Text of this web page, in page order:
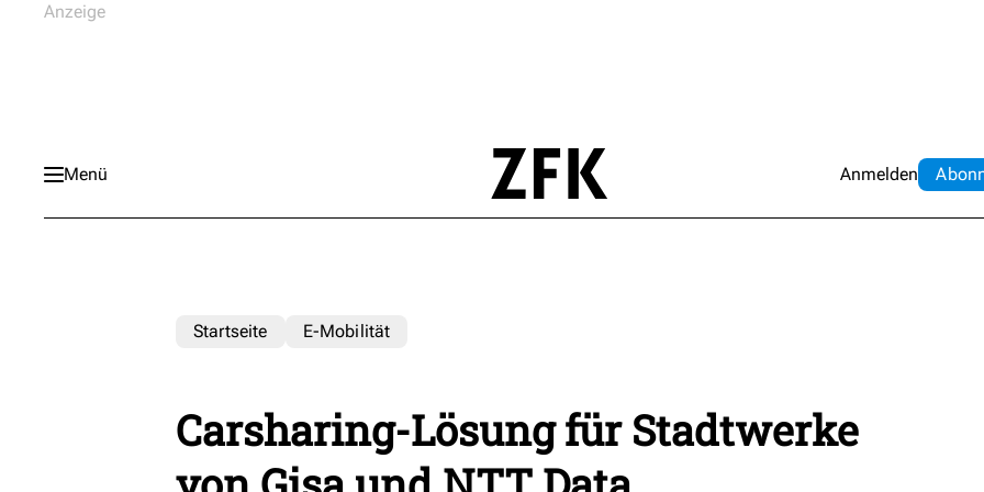
Menü Anmelden Abo
Startseite E-Mobilität
Carsharing-Lösung für Stadtwerke